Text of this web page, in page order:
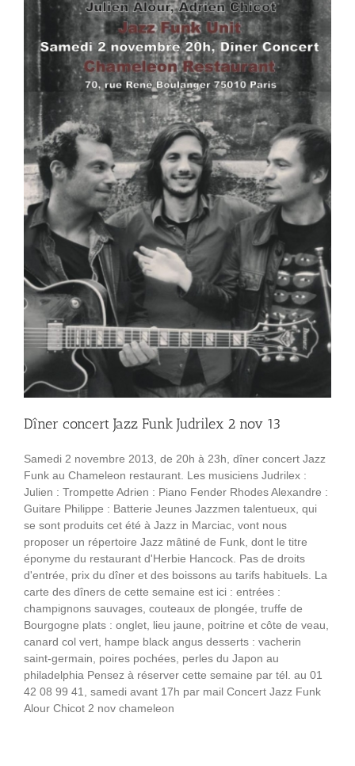
Dîner concert Jazz Funk Judrilex 2 nov 13
Samedi 2 novembre 2013, de 20h à 23h, dîner concert Jazz
Funk au Chameleon restaurant. Les musiciens Judrilex :
Julien : Trompette Adrien : Piano Fender Rhodes Alexandre :
Guitare Philippe : Batterie Jeunes Jazzmen talentueux, qui
se sont produits cet été à Jazz in Marciac, vont nous
proposer un répertoire Jazz mâtiné de Funk, dont le titre
éponyme du restaurant d'Herbie Hancock. Pas de droits
d'entrée, prix du dîner et des boissons au tarifs habituels. La
carte des dîners de cette semaine est ici : entrées :
champignons sauvages, couteaux de plongée, truffe de
Bourgogne plats : onglet, lieu jaune, poitrine et côte de veau,
canard col vert, hampe black angus desserts : vacherin
saint-germain, poires pochées, perles du Japon au
philadelphia Pensez à réserver cette semaine par tél. au 01
42 08 99 41, samedi avant 17h par mail Concert Jazz Funk
Alour Chicot 2 nov chameleon